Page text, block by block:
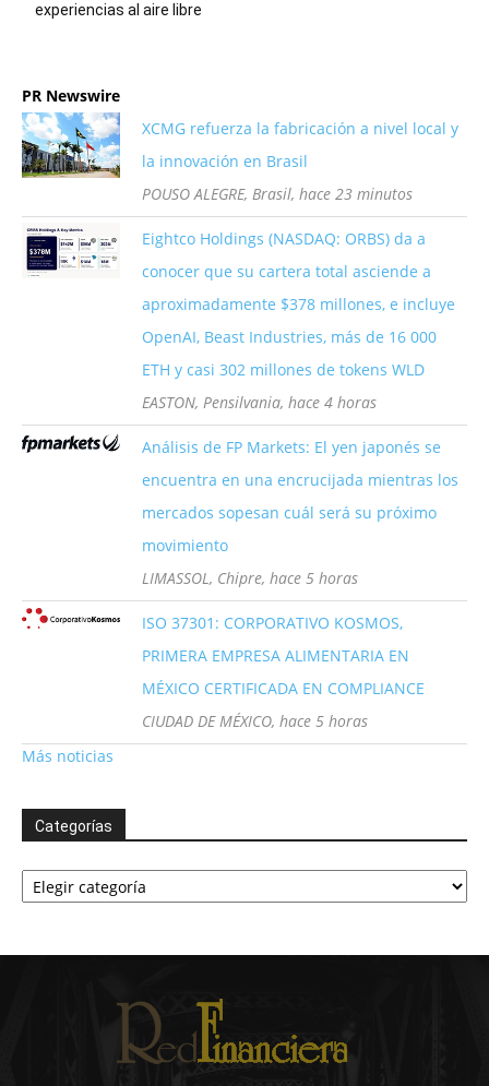
experiencias al aire libre
PR Newswire
XCMG refuerza la fabricación a nivel local y
la innovación en Brasil
POUSO ALEGRE, Brasil, hace 23 minutos
Eightco Holdings (NASDAQ: ORBS) da a
conocer que su cartera total asciende a
aproximadamente $378 millones, e incluye
OpenAI, Beast Industries, más de 16 000
ETH y casi 302 millones de tokens WLD
EASTON, Pensilvania, hace 4 horas
Análisis de FP Markets: El yen japonés se
encuentra en una encrucijada mientras los
mercados sopesan cuál será su próximo
movimiento
LIMASSOL, Chipre, hace 5 horas
ISO 37301: CORPORATIVO KOSMOS,
PRIMERA EMPRESA ALIMENTARIA EN
MÉXICO CERTIFICADA EN COMPLIANCE
CIUDAD DE MÉXICO, hace 5 horas
Más noticias
Categorías
Categorías